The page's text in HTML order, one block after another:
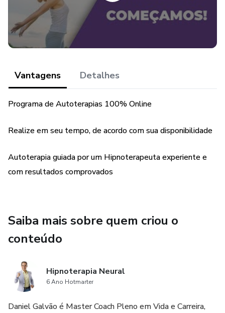
Vantagens Detalhes
Programa de Autoterapias 100% Online
Realize em seu tempo, de acordo com sua disponibilidade
Autoterapia guiada por um Hipnoterapeuta experiente e
com resultados comprovados
Saiba mais sobre quem criou o
conteúdo
Hipnoterapia Neural
6 Ano Hotmarter
Daniel Galvão é Master Coach Pleno em Vida e Carreira,